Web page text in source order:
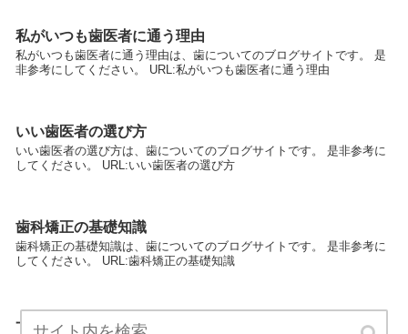
私がいつも歯医者に通う理由
私がいつも歯医者に通う理由は、歯についてのブログサイトです。 是
非参考にしてください。 URL:私がいつも歯医者に通う理由
いい歯医者の選び方
いい歯医者の選び方は、歯についてのブログサイトです。 是非参考に
してください。 URL:いい歯医者の選び方
歯科矯正の基礎知識
歯科矯正の基礎知識は、歯についてのブログサイトです。 是非参考に
してください。 URL:歯科矯正の基礎知識
一般歯科と審美専門歯科は違うのか？